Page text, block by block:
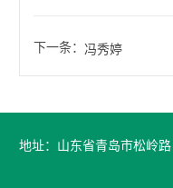
下一条： 冯秀婷
地址：山东省青岛市松岭路